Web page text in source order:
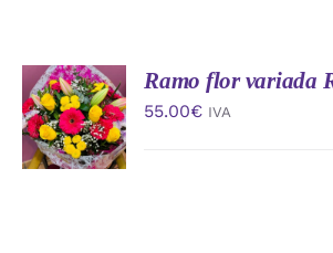
AÑADIR
AL
CARRITO
/
DETALLES
Ramo flor variada
55.00€ IVA